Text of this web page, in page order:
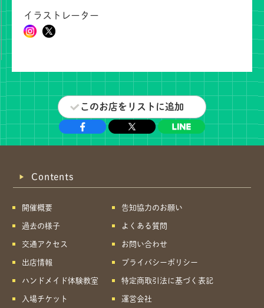
イラストレーター
このお店をリストに追加
Contents
開催概要
過去の様子
交通アクセス
出店情報
ハンドメイド体験教室
入場チケット
告知協力のお願い
よくある質問
お問い合わせ
プライバシーポリシー
特定商取引法に基づく表記
運営会社